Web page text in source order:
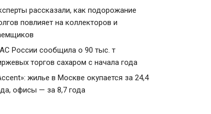
рассказали, как подорожание
повлияет на коллекторов и
России сообщила о 90 тыс. т
торгов сахаром с начала года
жилье в Москве окупается за 24,4
офисы — за 8,7 года